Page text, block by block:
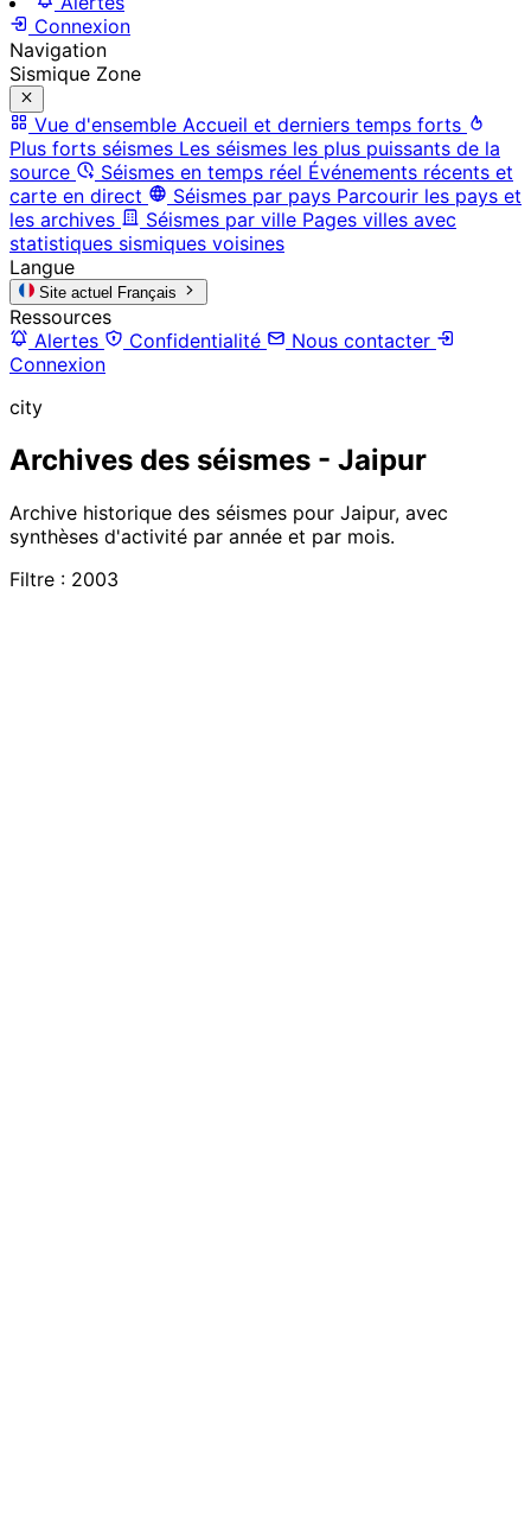
Connexion
Navigation
Sismique Zone
Vue d'ensemble Accueil et derniers temps forts
Plus forts séismes Les séismes les plus puissants de la
source
Séismes en temps réel Événements récents et
carte en direct
Séismes par pays Parcourir les pays et
les archives
Séismes par ville Pages villes avec
statistiques sismiques voisines
Langue
Site actuel Français
Ressources
Alertes
Confidentialité
Nous contacter
Connexion
city
Archives des séismes - Jaipur
Archive historique des séismes pour Jaipur, avec
synthèses d'activité par année et par mois.
Filtre : 2003